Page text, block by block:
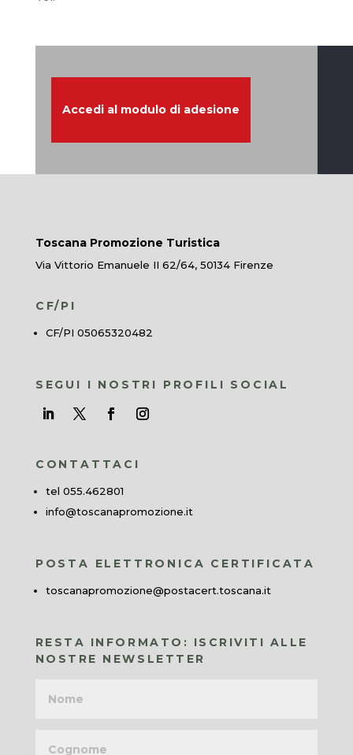
Accedi al modulo di adesione
Toscana Promozione Turistica
Via Vittorio Emanuele II 62/64, 50134 Firenze
CF/PI
CF/PI 05065320482
SEGUI I NOSTRI PROFILI SOCIAL
CONTATTACI
tel 055.462801
info@toscanapromozione.it
POSTA ELETTRONICA CERTIFICATA
toscanapromozione@postacert.toscana.it
RESTA INFORMATO: ISCRIVITI ALLE
NOSTRE NEWSLETTER